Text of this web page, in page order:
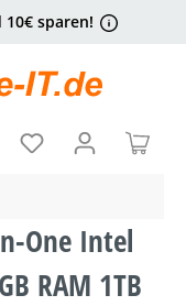
sparen!
One Intel
RAM 1TB